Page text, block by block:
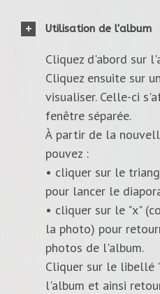
Utilisation de l'album
Cliquez d'abord sur
Cliquez ensuite sur
visualiser. Celle-ci
fenêtre séparée.
À partir de la
pouvez :
• cliquer sur le
pour lancer le
• cliquer sur le "x"
la photo) pour
photos de l'album.
Cliquer sur le libellé
l'album et ainsi